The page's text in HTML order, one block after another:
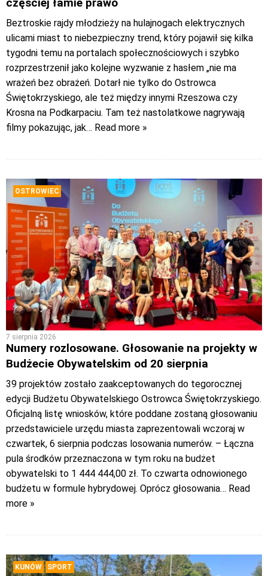
Beztroskie rajdy młodzieży na hulajnogach elektrycznych
ulicami miast to niebezpieczny trend, który pojawił się kilka
tygodni temu na portalach społecznościowych i szybko
rozprzestrzenił jako kolejne wyzwanie z hasłem „nie ma
wrażeń bez obrażeń. Dotarł nie tylko do Ostrowca
Świętokrzyskiego, ale też między innymi Rzeszowa czy
Krosna na Podkarpaciu. Tam też nastolatkowe nagrywają
filmy pokazując, jak… Read more »
OSTROWIEC
7 sierpnia 2026
Numery rozlosowane. Głosowanie na projekty w
Budżecie Obywatelskim od 20 sierpnia
39 projektów zostało zaakceptowanych do tegorocznej
edycji Budżetu Obywatelskiego Ostrowca Świętokrzyskiego.
Oficjalną listę wniosków, które poddane zostaną głosowaniu
przedstawiciele urzędu miasta zaprezentowali wczoraj w
czwartek, 6 sierpnia podczas losowania numerów. – Łączna
pula środków przeznaczona w tym roku na budżet
obywatelski to 1 444 444,00 zł. To czwarta odnowionego
budżetu w formule hybrydowej. Oprócz głosowania… Read
more »
KUNÓW SPORT